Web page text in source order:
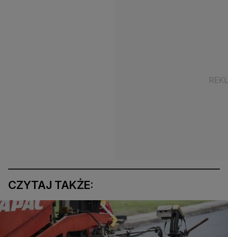
CZYTAJ TAKŻE: